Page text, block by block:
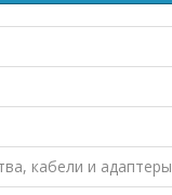
кабели и адаптеры